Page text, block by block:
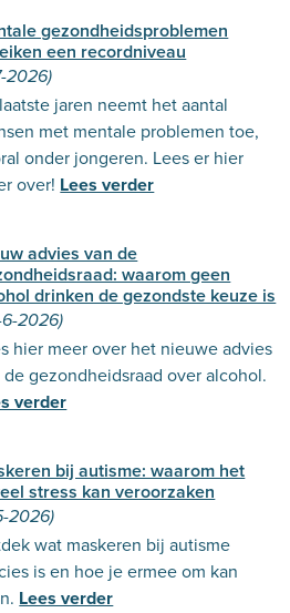
gezondheidsproblemen
een recordniveau
2026)
jaren neemt het aantal
met mentale problemen toe,
onder jongeren. Lees er hier
over! Lees verder
advies van de
waarom geen
drinken de gezondste keuze is
2026)
hier meer over het nieuwe advies
de gezondheidsraad over alcohol.
verder
bij autisme: waarom het
stress kan veroorzaken
2026)
wat maskeren bij autisme
is en hoe je ermee om kan
Lees verder